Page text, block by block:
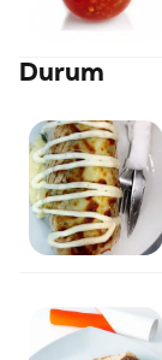
Durum